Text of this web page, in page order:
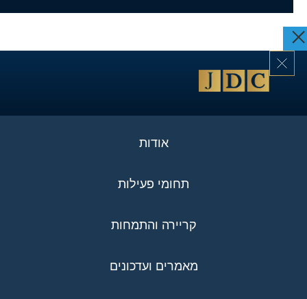
אודות
תחומי פעילות
קריירה והתמחות
מאמרים ועדכונים